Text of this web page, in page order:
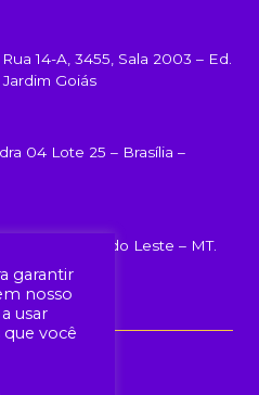
14-A, 3455, Sala 2003 – Ed.
Goiás
04 Lote 25 – Brasília –
Primavera do Leste – MT.
garantir
nosso
usar
que você